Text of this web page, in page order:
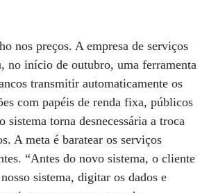
nos preços. A empresa de serviços
no início de outubro, uma ferramenta
transmitir automaticamente os
com papéis de renda fixa, públicos
sistema torna desnecessária a troca
A meta é baratear os serviços
“Antes do novo sistema, o cliente
sistema, digitar os dados e